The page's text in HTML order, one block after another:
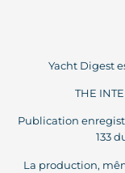
Yacht Digest
THE
Publication
133
La production,